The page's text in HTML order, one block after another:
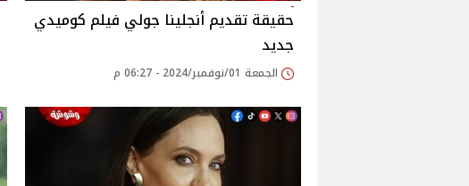
حقيقة تقديم أنجلينا جولي فيلم كوميدي
جديد
الجمعة 01/نوفمبر/2024 - 06:27 م